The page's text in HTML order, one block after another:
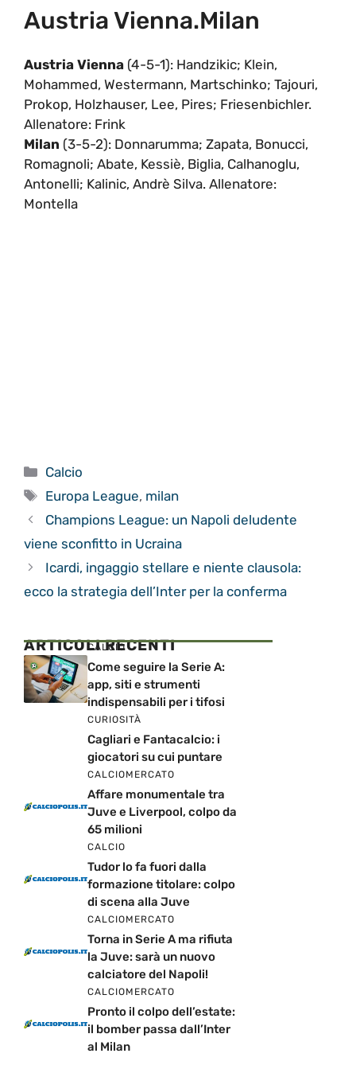
Austria Vienna.Milan
Austria Vienna (4-5-1): Handzikic; Klein,
Mohammed, Westermann, Martschinko; Tajouri,
Prokop, Holzhauser, Lee, Pires; Friesenbichler.
Allenatore: Frink
Milan (3-5-2): Donnarumma; Zapata, Bonucci,
Romagnoli; Abate, Kessiè, Biglia, Calhanoglu,
Antonelli; Kalinic, Andrè Silva. Allenatore:
Montella
Categorie
Calcio
Tag
Europa League, milan
Champions League: un Napoli deludente
viene sconfitto in Ucraina
Icardi, ingaggio stellare e niente clausola:
ecco la strategia dell’Inter per la conferma
ARTICOLI RECENTI
CALCIO
Come seguire la Serie A:
app, siti e strumenti
indispensabili per i tifosi
CURIOSITÀ
Cagliari e Fantacalcio: i
giocatori su cui puntare
CALCIOMERCATO
Affare monumentale tra
Juve e Liverpool, colpo da
65 milioni
CALCIO
Tudor lo fa fuori dalla
formazione titolare: colpo
di scena alla Juve
CALCIOMERCATO
Torna in Serie A ma rifiuta
la Juve: sarà un nuovo
calciatore del Napoli!
CALCIOMERCATO
Pronto il colpo dell’estate:
il bomber passa dall’Inter
al Milan